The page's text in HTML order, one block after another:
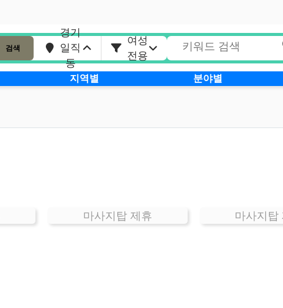
검색
경기
일직
동
여성
전용
지역별 분야별
마사지탑 제휴 마사지탑